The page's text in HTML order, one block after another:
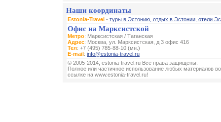
Наши координаты
Estonia-Travel - туры в Эстонию, отдых в Эстонии, отели
Офис на Марксистской
Метро: Марксистская / Таганская
Адрес: Москва, ул. Марксистская, д 3 офис 416
Тел: +7 (495) 785-88-10 (мн.)
E-mail: info@estonia-travel.ru
© 2005-2014, estonia-travel.ru Все права защищены.
Полное или частичное использование любых материалов
ссылке на www.estonia-travel.ru!